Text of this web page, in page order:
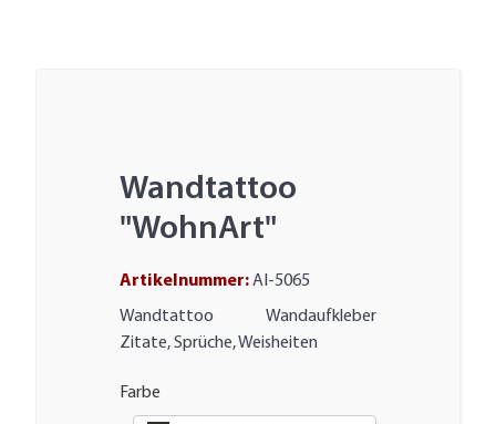
Wandtattoo
"WohnArt"
Artikelnummer:AI-5065
Wandtattoo Wandaufkleber
Zitate, Sprüche, Weisheiten
Farbe